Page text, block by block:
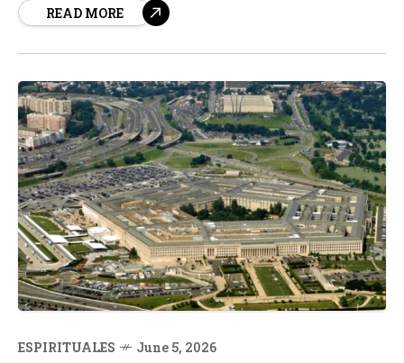
hecho una apuesta amistosa sobre el resultado de las
READ MORE
ESPIRITUALES June 5, 2026